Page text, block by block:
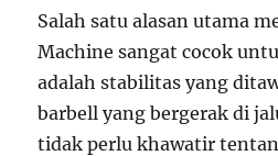
Salah satu alasan utama
Machine sangat cocok
adalah stabilitas yang
barbell yang bergerak di
tidak perlu khawatir